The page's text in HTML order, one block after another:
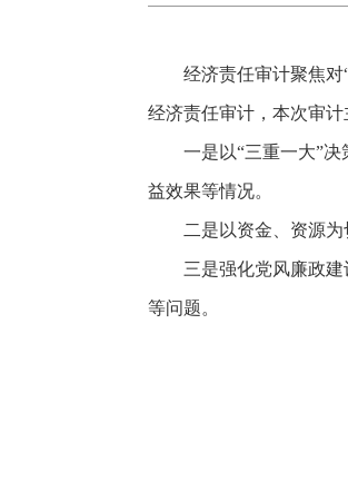
经济责任审计聚焦
经济责任审计，本次审计
一是以“三重一大”
益效果等情况。
二是以资金、资源
三是强化党风廉政
等问题。